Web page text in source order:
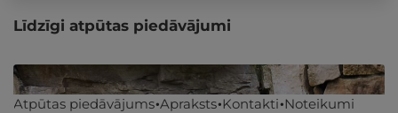
Atpūtas piedāvājums Apraksts Kontakti Noteikumi
Līdzīgi atpūtas piedāvājumi